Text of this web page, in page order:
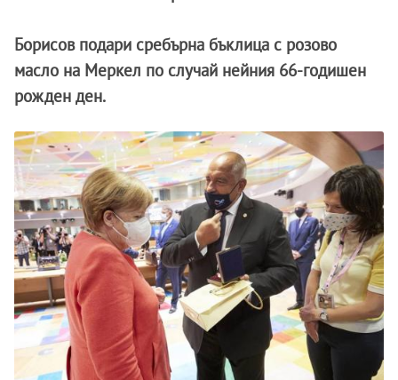
Борисов подари сребърна бъклица с розово
масло на Меркел по случай нейния 66-годишен
рожден ден.